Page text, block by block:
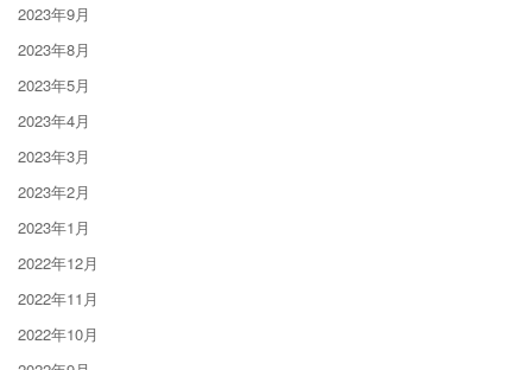
2023年9月
2023年8月
2023年5月
2023年4月
2023年3月
2023年2月
2023年1月
2022年12月
2022年11月
2022年10月